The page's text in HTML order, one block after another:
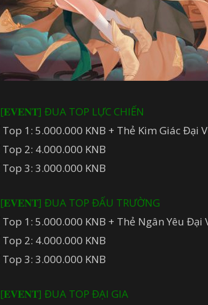
[𝐄𝐕𝐄𝐍𝐓] ĐUA TOP LỰC CHIẾN
Top 1: 5.000.000 KNB + Thẻ Kim Giác Đại
Top 2: 4.000.000 KNB
Top 3: 3.000.000 KNB
[𝐄𝐕𝐄𝐍𝐓] ĐUA TOP ĐẤU TRƯỜNG
Top 1: 5.000.000 KNB + Thẻ Ngân Yêu Đại
Top 2: 4.000.000 KNB
Top 3: 3.000.000 KNB
[𝐄𝐕𝐄𝐍𝐓] ĐUA TOP ĐẠI GIA